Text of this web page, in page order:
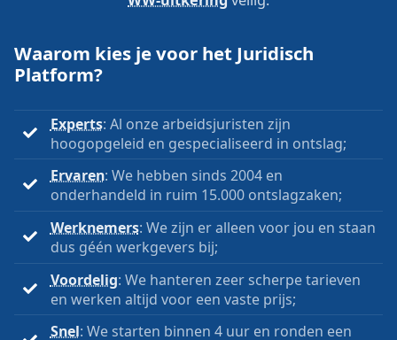
Waarom kies je voor het Juridisch
Platform?
Experts: Al onze arbeidsjuristen zijn
hoogopgeleid en gespecialiseerd in ontslag;
Ervaren: We hebben sinds 2004 en
onderhandeld in ruim 15.000 ontslagzaken;
Werknemers: We zijn er alleen voor jou en staan
dus géén werkgevers bij;
Voordelig: We hanteren zeer scherpe tarieven
en werken altijd voor een vaste prijs;
Snel: We starten binnen 4 uur en ronden een